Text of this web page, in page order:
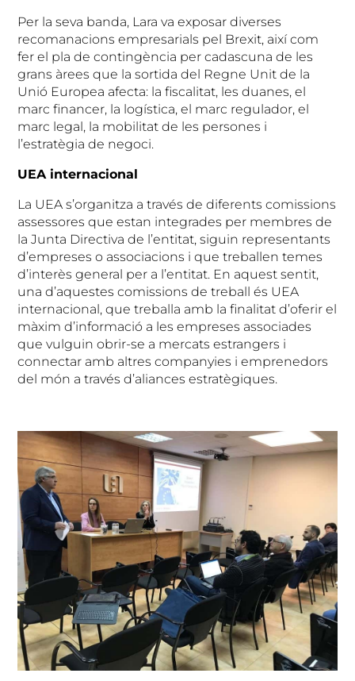
Per la seva banda, Lara va exposar diverses
recomanacions empresarials pel Brexit, així com
fer el pla de contingència per cadascuna de les
grans àrees que la sortida del Regne Unit de la
Unió Europea afecta: la fiscalitat, les duanes, el
marc financer, la logística, el marc regulador, el
marc legal, la mobilitat de les persones i
l’estratègia de negoci.
UEA internacional
La UEA s’organitza a través de diferents comissions
assessores que estan integrades per membres de
la Junta Directiva de l’entitat, siguin representants
d’empreses o associacions i que treballen temes
d’interès general per a l’entitat. En aquest sentit,
una d’aquestes comissions de treball és UEA
internacional, que treballa amb la finalitat d’oferir el
màxim d’informació a les empreses associades
que vulguin obrir-se a mercats estrangers i
connectar amb altres companyies i emprenedors
del món a través d’aliances estratègiques.